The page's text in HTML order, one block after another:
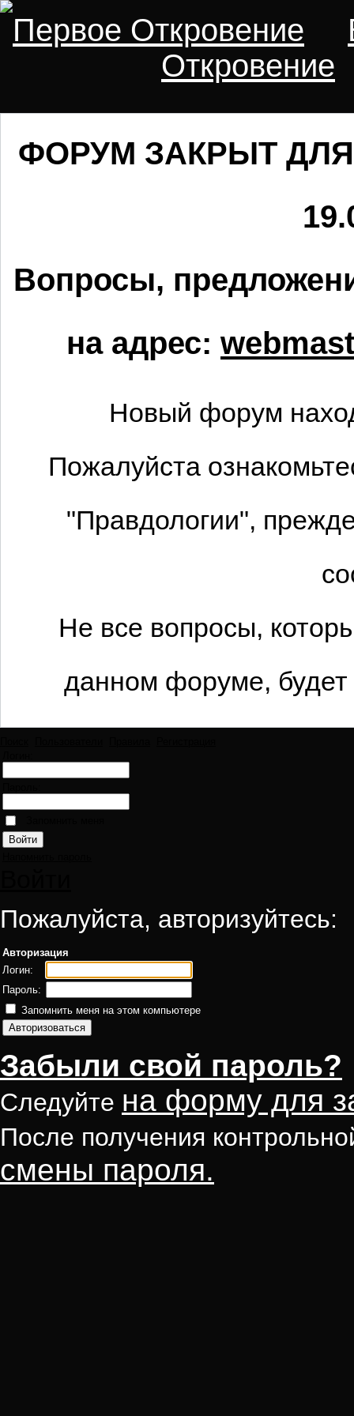
Первое Откровение
Откровение
ФОРУМ ЗАКРЫТ
Вопросы,
на адрес:
Новый форум
Пожалуйста
"Правдологии",
Не все вопросы,
данном форуме,
Пожалуйста, авторизуйтесь:
Авторизация
Логин:
Пароль:
Запомнить меня на этом компьютере
Забыли свой пароль?
Следуйте на форму для
После получения
смены пароля.